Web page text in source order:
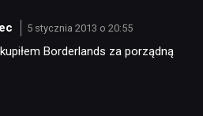
5 stycznia 2013 o 20:55
Borderlands za porządną